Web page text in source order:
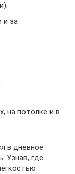
и за
на потолке и в
в дневное
Узнав, где